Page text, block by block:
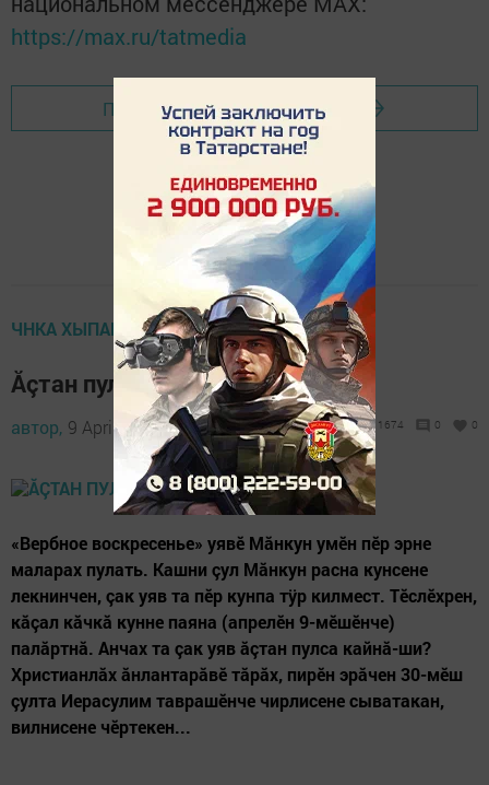
https://max.ru/tatmedia
Перейти на страницу новости
ЧНКА ХЫПАРӖСЕМ
Ăçтан пулса кайнă кăчкă уявĕ?
автор, 9 April 2017 - 09:45 1674 0 0
«Вербное воскресенье» уявĕ Мăнкун умĕн пĕр эрне
маларах пулать. Кашни çул Мăнкун расна кунсене
лекнинчен, çак уяв та пĕр кунпа тÿр килмест. Тĕслĕхрен,
кăçал кăчкă кунне паяна (апрелĕн 9-мĕшĕнче)
палăртнă. Анчах та çак уяв ăçтан пулса кайнă-ши?
Христианлăх ăнлантарăвĕ тăрăх, пирĕн эрăчен 30-мĕш
çулта Иерасулим таврашĕнче чирлисене сыватакан,
вилнисене чĕртекен...